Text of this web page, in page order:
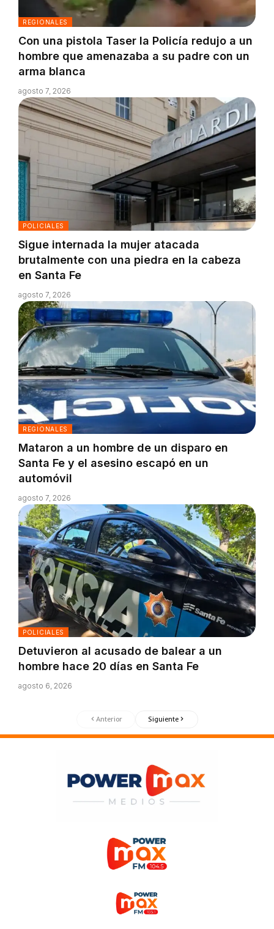
REGIONALES
Con una pistola Taser la Policía redujo a un
hombre que amenazaba a su padre con un
arma blanca
agosto 7, 2026
POLICIALES
Sigue internada la mujer atacada
brutalmente con una piedra en la cabeza
en Santa Fe
agosto 7, 2026
REGIONALES
Mataron a un hombre de un disparo en
Santa Fe y el asesino escapó en un
automóvil
agosto 7, 2026
POLICIALES
Detuvieron al acusado de balear a un
hombre hace 20 días en Santa Fe
agosto 6, 2026
Anterior Siguiente